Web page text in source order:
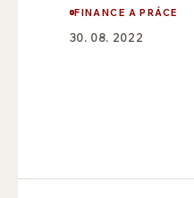
FINANCE A PRÁCE
30. 08. 2022